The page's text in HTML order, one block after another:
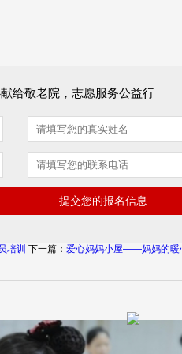
给敬老院，志愿服务公益行
培训 下一篇： 爱心妈妈小屋——妈妈的暖